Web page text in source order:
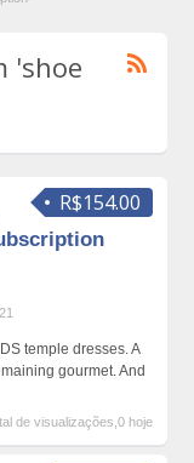
'shoe
R$154.00
temple dresses. A
gourmet. And
de visualizações,0 hoje